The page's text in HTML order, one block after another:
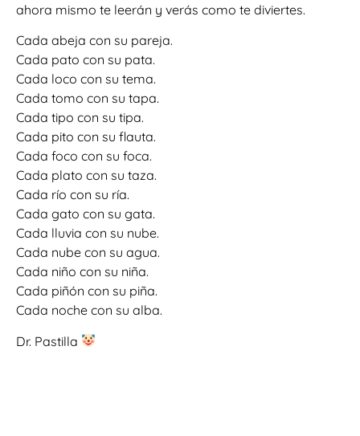
ahora mismo te leerán y verás como te diviertes.
Cada abeja con su pareja.
Cada pato con su pata.
Cada loco con su tema.
Cada tomo con su tapa.
Cada tipo con su tipa.
Cada pito con su flauta.
Cada foco con su foca.
Cada plato con su taza.
Cada río con su ría.
Cada gato con su gata.
Cada lluvia con su nube.
Cada nube con su agua.
Cada niño con su niña.
Cada piñón con su piña.
Cada noche con su alba.
Dr. Pastilla